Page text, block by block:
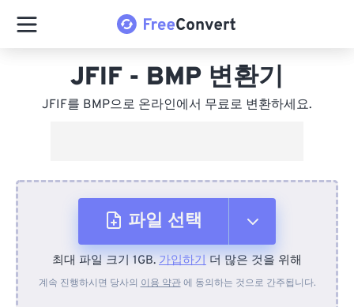
JFIF - BMP 변환기
JFIF를 BMP으로 온라인에서 무료로 변환하세요.
파일 선택
장치에서
최대 파일 크기 1GB. 가입하기 더 많은 것을 위해
계속 진행하시면 당사의 이용 약관에 동의하는 것으로 간주됩니다.